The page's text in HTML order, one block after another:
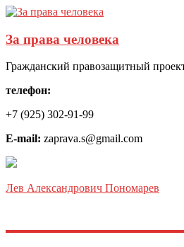
За права человека
Гражданский правозащитный
телефон:
+7 (925) 302-91-99
E-mail: zaprava.s@gmail.com
Лев Александрович Пономарев